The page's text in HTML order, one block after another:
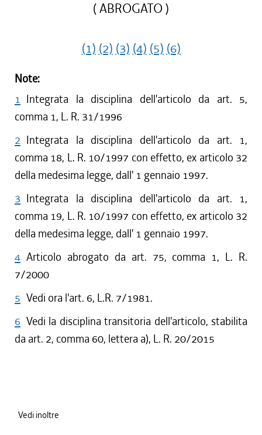
( ABROGATO )
(1) (2) (3) (4) (5) (6)
Note:
1 Integrata la disciplina dell'articolo da art. 5,
comma 1, L. R. 31/1996
2 Integrata la disciplina dell'articolo da art. 1,
comma 18, L. R. 10/1997 con effetto, ex articolo 32
della medesima legge, dall' 1 gennaio 1997.
3 Integrata la disciplina dell'articolo da art. 1,
comma 19, L. R. 10/1997 con effetto, ex articolo 32
della medesima legge, dall' 1 gennaio 1997.
4 Articolo abrogato da art. 75, comma 1, L. R.
7/2000
5 Vedi ora l'art. 6, L.R. 7/1981.
6 Vedi la disciplina transitoria dell'articolo, stabilita
da art. 2, comma 60, lettera a), L. R. 20/2015
Vedi inoltre